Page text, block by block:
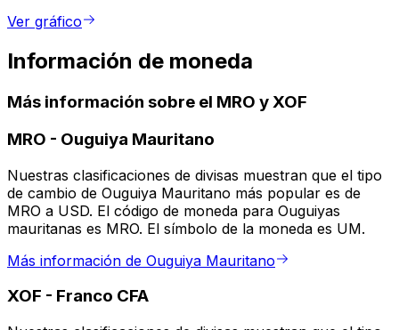
Ver gráfico
Información de moneda
Más información sobre el MRO y XOF
MRO - Ouguiya Mauritano
Nuestras clasificaciones de divisas muestran que el tipo
de cambio de Ouguiya Mauritano más popular es de
MRO a USD. El código de moneda para Ouguiyas
mauritanas es MRO. El símbolo de la moneda es UM.
Más información de Ouguiya Mauritano
XOF - Franco CFA